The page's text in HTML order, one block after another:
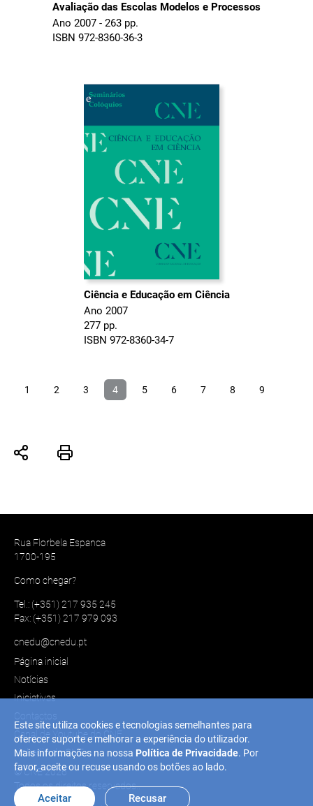
Avaliação das Escolas Modelos e Processos
Ano 2007 - 263 pp.
ISBN 972-8360-36-3
Ciência e Educação em Ciência
Ano 2007
277 pp.
ISBN 972-8360-34-7
1 2 3 4 5 6 7 8 9
Rua Florbela Espanca
1700-195
Como chegar?
Tel.: (+351) 217 935 245
Fax: (+351) 217 979 093
cnedu@cnedu.pt
Página inicial
Notícias
Iniciativas
Contactos
Canal de Youtube do CNE
Linkedin do CNE
© CNE 2026
Todos os direitos reservados..
Este site utiliza cookies e tecnologias semelhantes para
oferecer suporte e melhorar a experiência do utilizador.
Mais informações na nossa Política de Privacidade. Por
favor, aceite ou recuse usando os botões ao lado.
Aceitar Recusar